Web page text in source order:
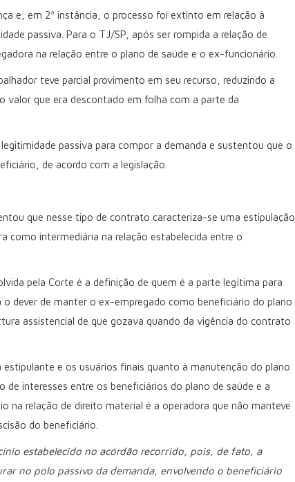
e, em 2ª instância, o processo foi extinto em relação à
passiva. Para o TJ/SP, após ser rompida a relação de
na relação entre o plano de saúde e o ex-funcionário.
teve parcial provimento em seu recurso, reduzindo a
valor que era descontado em folha com a parte da
passiva para compor a demanda e sustentou que o
de acordo com a legislação.
que nesse tipo de contrato caracteriza-se uma estipulação
como intermediária na relação estabelecida entre o
pela Corte é a definição de quem é a parte legítima para
dever de manter o ex-empregado como beneficiário do plano
assistencial de que gozava quando da vigência do contrato
e os usuários finais quanto à manutenção do plano
interesses entre os beneficiários do plano de saúde e a
na relação de direito material é a operadora que não manteve
do beneficiário.
estabelecido no acórdão recorrido, pois, de fato, a
no polo passivo da demanda, envolvendo o beneficiário